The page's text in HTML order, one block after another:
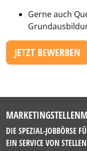
Gerne auch
JETZT BEWERBEN
DIE SPEZIAL-JOBBÖRSE
EIN SERVICE VON